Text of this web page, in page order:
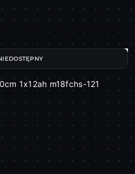
1x12ah m18fchs-121